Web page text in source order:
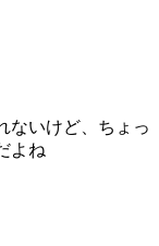
ないけど、ちょっ
よね